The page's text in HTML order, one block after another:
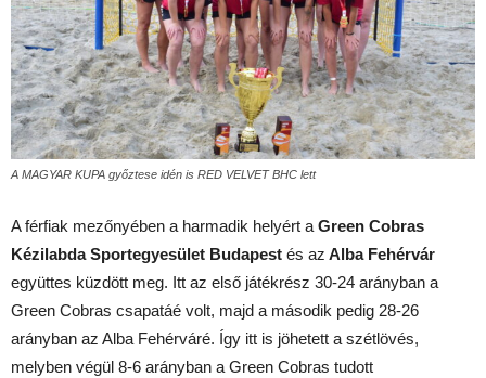
A MAGYAR KUPA győztese idén is RED VELVET BHC lett
A férfiak mezőnyében a harmadik helyért a Green Cobras
Kézilabda Sportegyesület Budapest és az Alba Fehérvár
együttes küzdött meg. Itt az első játékrész 30-24 arányban a
Green Cobras csapatáé volt, majd a második pedig 28-26
arányban az Alba Fehérváré. Így itt is jöhetett a szétlövés,
melyben végül 8-6 arányban a Green Cobras tudott